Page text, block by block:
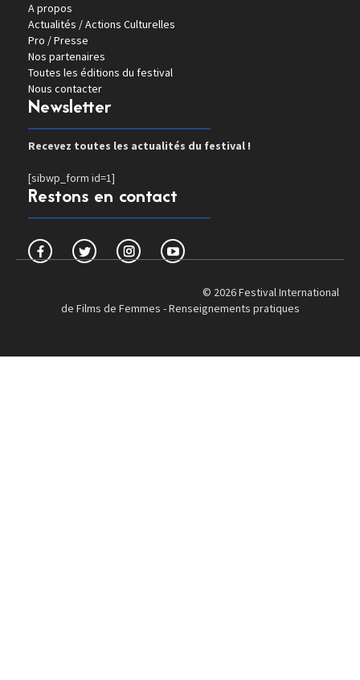
A propos
Actualités / Actions Culturelles
Pro / Presse
Nos partenaires
Toutes les éditions du festival
Nous contacter
Newsletter
Recevez toutes les actualités du festival !
[sibwp_form id=1]
Restons en contact
© 2026 Festival International
de Films de Femmes -Renseignements pratiques